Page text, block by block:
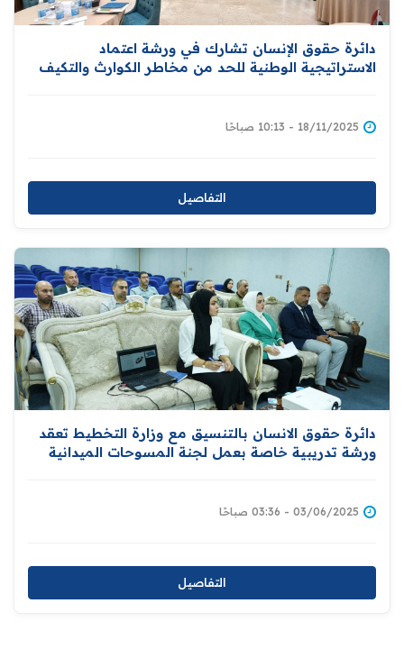
دائرة حقوق الإنسان تشارك في ورشة اعتماد
الاستراتيجية الوطنية للحد من مخاطر الكوارث والتكيف
18/11/2025 - 10:13 صباحًا
التفاصيل
دائرة حقوق الانسان بالتنسيق مع وزارة التخطيط تعقد
ورشة تدريبية خاصة بعمل لجنة المسوحات الميدانية
03/06/2025 - 03:36 صباحًا
التفاصيل